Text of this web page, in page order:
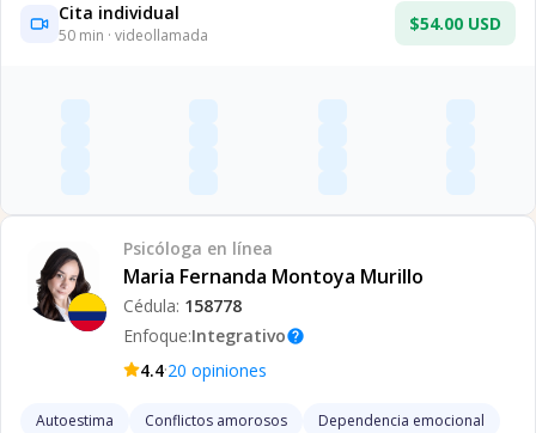
Cita individual
50 min · videollamada
$54.00 USD
Psicóloga en línea
Maria Fernanda Montoya Murillo
Cédula: 158778
Enfoque:Integrativohelp
4.4·20 opiniones
Autoestima Conflictos amorosos
Dependencia emocional